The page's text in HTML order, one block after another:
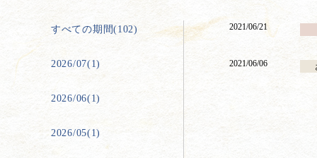
すべての期間(102)
2026/07(1)
2026/06(1)
2026/05(1)
2021/06/21
2021/06/06